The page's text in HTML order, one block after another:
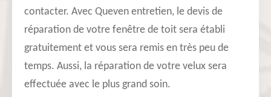
contacter. Avec Queven entretien, le devis de
réparation de votre fenêtre de toit sera établi
gratuitement et vous sera remis en très peu de
temps. Aussi, la réparation de votre velux sera
effectuée avec le plus grand soin.